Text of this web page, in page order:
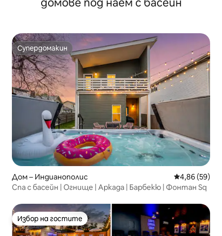
Супердомакин
Супердомакин
Дом – Индианополис Средна
4,86 (59)
Спа с басейн | Огнище | Аркада | Барбекю | Фонтан Sq
Избор на гостите
Избор на гостите